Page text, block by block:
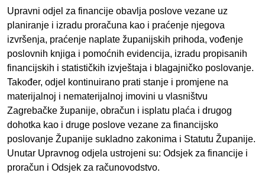
Upravni odjel za financije obavlja poslove vezane uz
planiranje i izradu proračuna kao i praćenje njegova
izvršenja, praćenje naplate županijskih prihoda, vođenje
poslovnih knjiga i pomoćnih evidencija, izradu propisanih
financijskih i statističkih izvještaja i blagajničko poslovanje.
Također, odjel kontinuirano prati stanje i promjene na
materijalnoj i nematerijalnoj imovini u vlasništvu
Zagrebačke županije, obračun i isplatu plaća i drugog
dohotka kao i druge poslove vezane za financijsko
poslovanje Županije sukladno zakonima i Statutu Županije.
Unutar Upravnog odjela ustrojeni su: Odsjek za financije i
proračun i Odsjek za računovodstvo.